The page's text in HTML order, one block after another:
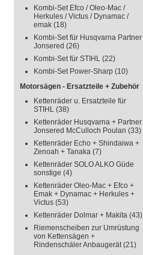
Kombi-Set Efco / Oleo-Mac /
Herkules / Victus / Dynamac /
emak (18)
Kombi-Set für Husqvarna Partner
Jonsered (26)
Kombi-Set für STIHL (22)
Kombi-Set Power-Sharp (10)
Motorsägen - Ersatzteile + Zubehör
Kettenräder u. Ersatzteile für
STIHL (38)
Kettenräder Husqvarna + Partner
Jonsered McCulloch Poulan (33)
Kettenräder Echo + Shindaiwa +
Zenoah + Tanaka (7)
Kettenräder SOLO ALKO Güde
sonstige (4)
Kettenräder Oleo-Mac + Efco +
Emak + Dynamac + Herkules +
Victus (53)
Kettenräder Dolmar + Makita (43)
Riemenscheiben zur Umrüstung
von Kettensägen +
Rindenschäler Anbaugerät(21)